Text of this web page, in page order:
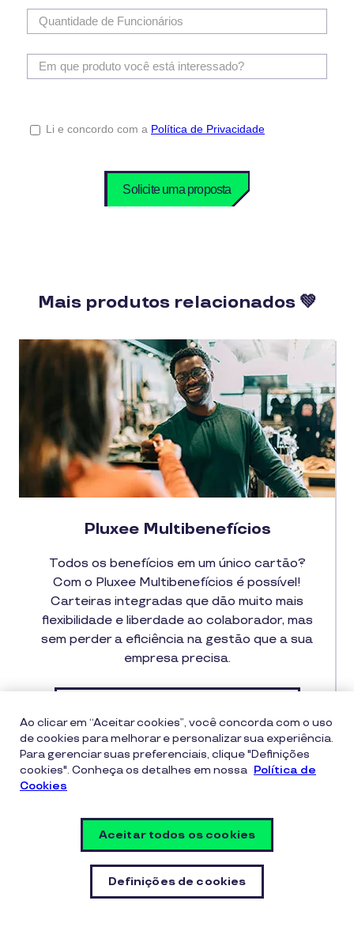
Mais produtos relacionados 💚
Pluxee Multibenefícios
Todos os benefícios em um único cartão?
Com o Pluxee Multibenefícios é possível!
Carteiras integradas que dão muito mais
flexibilidade e liberdade ao colaborador, mas
sem perder a eficiência na gestão que a sua
empresa precisa.
Ao clicar em “Aceitar cookies”, você concorda com o uso
de cookies para melhorar e personalizar sua experiência.
Para gerenciar suas preferenciais, clique "Definições
cookies". Conheça os detalhes em nossa Política de
Cookies
Definições de cookies
Aceitar todos os cookies